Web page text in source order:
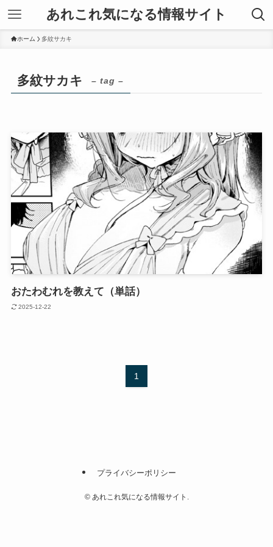
あれこれ気になる情報サイト
ホーム 多紋サカキ
多紋サカキ – tag –
おたわむれを教えて（単話）
2025-12-22
1
プライバシーポリシー
©あれこれ気になる情報サイト.